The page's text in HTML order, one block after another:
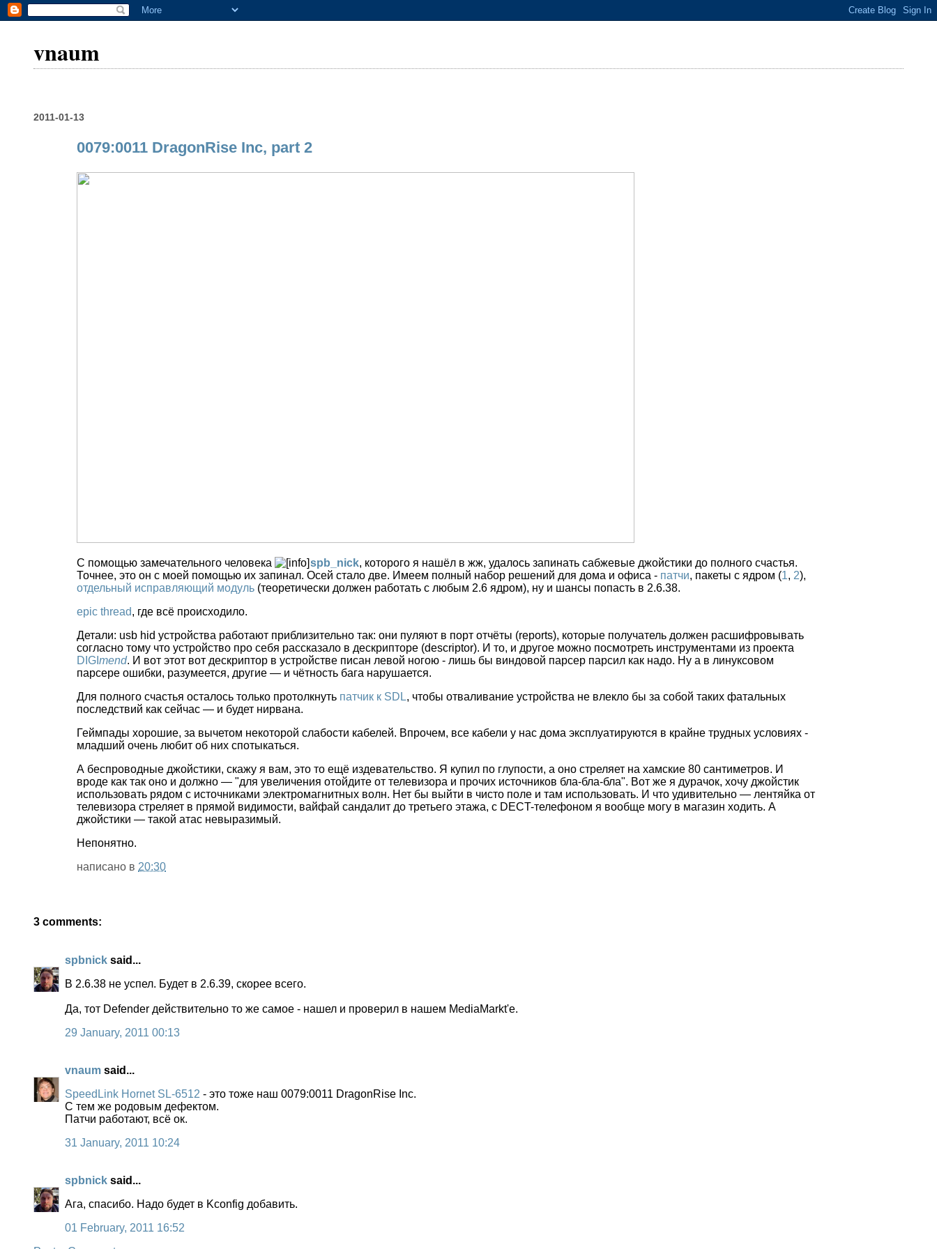
vnaum
2011-01-13
0079:0011 DragonRise Inc, part 2
С помощью замечательного человека spb_nick, которого я нашёл в жж, удалось запинать сабжевые джойстики до полного счастья.
Точнее, это он с моей помощью их запинал. Осей стало две. Имеем полный набор решений для дома и офиса - патчи, пакеты с ядром (1, 2),
отдельный исправляющий модуль (теоретически должен работать с любым 2.6 ядром), ну и шансы попасть в 2.6.38.
epic thread, где всё происходило.
Детали: usb hid устройства работают приблизительно так: они пуляют в порт отчёты (reports), которые получатель должен расшифровывать
согласно тому что устройство про себя рассказало в дескрипторе (descriptor). И то, и другое можно посмотреть инструментами из проекта
DIGImend. И вот этот вот дескриптор в устройстве писан левой ногою - лишь бы виндовой парсер парсил как надо. Ну а в линуксовом
парсере ошибки, разумеется, другие — и чётность бага нарушается.
Для полного счастья осталось только протолкнуть патчик к SDL, чтобы отваливание устройства не влекло бы за собой таких фатальных
последствий как сейчас — и будет нирвана.
Геймпады хорошие, за вычетом некоторой слабости кабелей. Впрочем, все кабели у нас дома эксплуатируются в крайне трудных условиях -
младший очень любит об них спотыкаться.
А беспроводные джойстики, скажу я вам, это то ещё издевательство. Я купил по глупости, а оно стреляет на хамские 80 сантиметров. И
вроде как так оно и должно — "для увеличения отойдите от телевизора и прочих источников бла-бла-бла". Вот же я дурачок, хочу джойстик
использовать рядом с источниками электромагнитных волн. Нет бы выйти в чисто поле и там использовать. И что удивительно — лентяйка от
телевизора стреляет в прямой видимости, вайфай сандалит до третьего этажа, с DECT-телефоном я вообще могу в магазин ходить. А
джойстики — такой атас невыразимый.
Непонятно.
написано в 20:30
3 comments:
spbnick said...
В 2.6.38 не успел. Будет в 2.6.39, скорее всего.
Да, тот Defender действительно то же самое - нашел и проверил в нашем MediaMarkt'е.
29 January, 2011 00:13
vnaum said...
SpeedLink Hornet SL-6512 - это тоже наш 0079:0011 DragonRise Inc.
С тем же родовым дефектом.
Патчи работают, всё ок.
31 January, 2011 10:24
spbnick said...
Ага, спасибо. Надо будет в Kconfig добавить.
01 February, 2011 16:52